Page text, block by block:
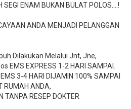
SEGI ENAM BUKAN BULAT POLOS….!
ANDA MENJADI PELANGGAN
Dilakukan Melalui Jnt, Jne,
EMS EXPRESS 1-2 HARI SAMPAI.
3-4 HARI DIJAMIN 100% SAMPAI
RUMAH ANDA,
TANPA RESEP DOKTER